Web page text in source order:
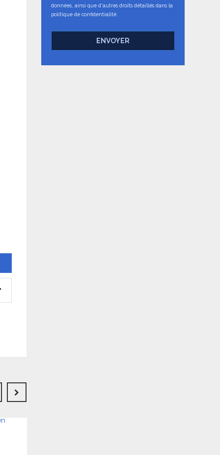
données, ainsi que d'autres droits détaillés dans la
politique de confidentialité.
ENVOYER